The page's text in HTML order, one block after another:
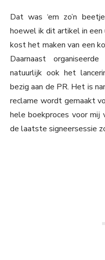
Dat was ‘em zo’n
hoewel ik dit artikel in een
kost het maken van een
Daarnaast
natuurlijk ook het
bezig aan de PR. Het is
reclame wordt gemaakt
hele boekproces voor
de laatste signeersessie